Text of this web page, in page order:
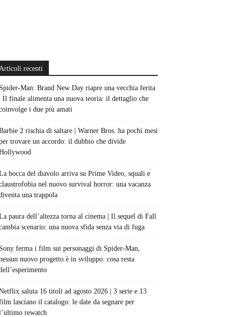
recenti
Man: Brand New Day riapre una vecchia ferita
Il finale alimenta una nuova teoria: il dettaglio che
i due più amati
2 rischia di saltare | Warner Bros. ha pochi mesi
trovare un accordo: il dubbio che divide
bocca del diavolo arriva su Prime Video, squali e
nel nuovo survival horror: una vacanza
una trappola
paura dell’altezza torna al cinema | Il sequel di Fall
scenario: una nuova sfida senza via di fuga
ferma i film sui personaggi di Spider-Man,
nuovo progetto è in sviluppo: cosa resta
saluta 16 titoli ad agosto 2026 | 3 serie e 13
lasciano il catalogo: le date da segnare per
rewatch